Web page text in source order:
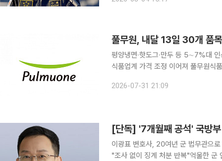
다. 다카이치 사나에 내각 출범 이후
풀무원, 내달 13일 30개 품
평양냉면·핫도그·만두 등 5∼7%대 인
식품업계 가격 조정 이어져 풀무원식품이 다음 달 13일부터 주요 유통 채널에서 판매하는 7개 제품
비 상승 대응을 위해 간식, 김치, 냉동
2026-07-31 21:09
[단독] '7개월째 공석' 국방
이광표 변호사, 20여년 군 법무관으
"조사 없이 징계 처분 반복"억울한 군 인사 징계 관련 대응